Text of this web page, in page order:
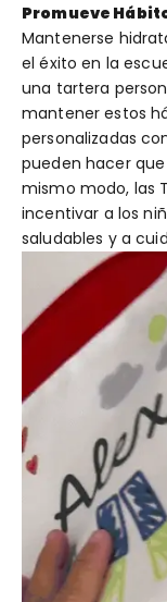
Promueve
Mantenerse
el éxito en la
una tartera
mantener estos
personalizadas
pueden hacer
mismo modo, las
incentivar a los
saludables y a